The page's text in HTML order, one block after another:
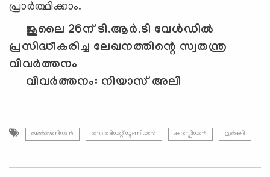
പ്രാര്‍ത്ഥിക്കാം.
ജൂലൈ 26ന് ടി.ആര്‍.ടി വേള്‍ഡില്‍
പ്രസിദ്ധീകരിച്ച ലേഖനത്തിന്റെ സ്വതന്ത്ര
വിവര്‍ത്തനം
വിവര്‍ത്തനം: നിയാസ് അലി
അർമേനിയൻ സോവിയറ്റ് യൂണിയൻ കാസ്പിയൻ തുർക്കി